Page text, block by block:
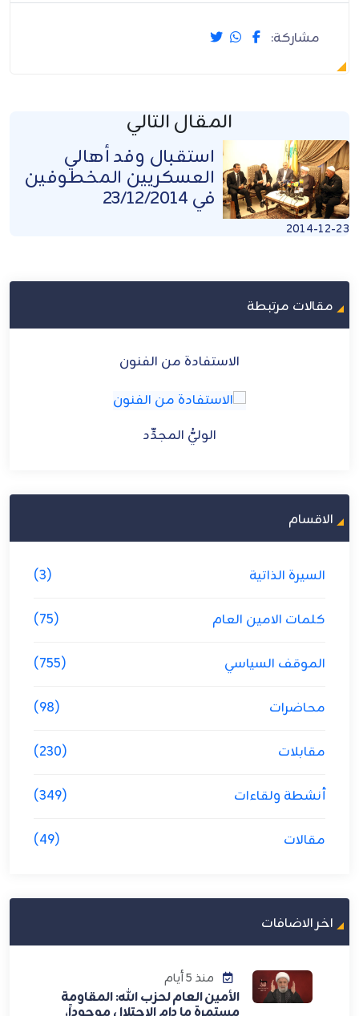
مشاركة:
المقال التالي
استقبال وفد أهالي
العسكريين المخطوفين
في 23/12/2014
2014-12-23
مقالات مرتبطة
الاستفادة من الفنون
الوليُّ المجدِّد
الاقسام
السيرة الذاتية (3)
كلمات الامين العام (75)
الموقف السياسي (755)
محاضرات (98)
مقابلات (230)
أنشطة ولقاءات (349)
مقالات (49)
اخر الاضافات
منذ 5 أيام
الأمين العام لحزب الله: المقاومة